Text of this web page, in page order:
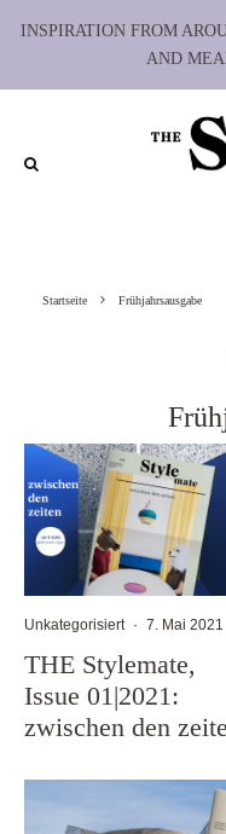
INSPIRATION FROM
AND
Startseite Frühjahrsausgabe
Unkategorisiert · 7. Mai 2021
THE Stylemate,
Issue 01|2021:
zwischen den